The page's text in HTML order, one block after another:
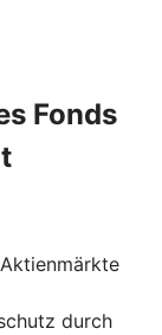
Fonds
durch